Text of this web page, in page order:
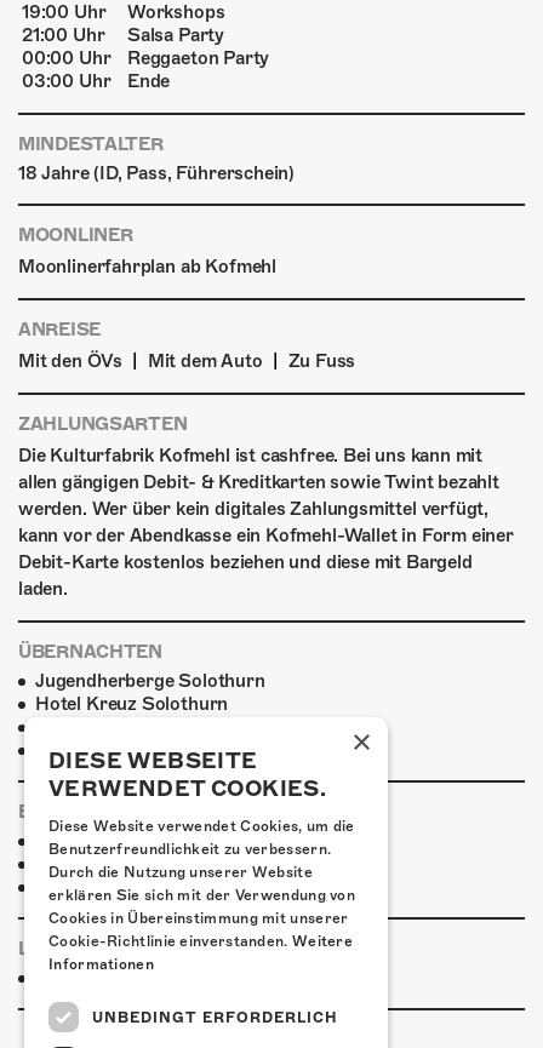
19:00 Uhr
Workshops
21:00 Uhr
Salsa Party
00:00 Uhr
Reggaeton Party
03:00 Uhr
Ende
MINDESTALTER
18 Jahre (ID, Pass, Führerschein)
MOONLINER
Moonlinerfahrplan ab Kofmehl
ANREISE
Mit den ÖVs
Mit dem Auto Zu Fuss
ZAHLUNGSARTEN
Die Kulturfabrik Kofmehl ist cashfree. Bei uns kann mit
allen gängigen Debit- & Kreditkarten sowie Twint bezahlt
werden. Wer über kein digitales Zahlungsmittel verfügt,
kann vor der Abendkasse ein Kofmehl-Wallet in Form einer
Debit-Karte kostenlos beziehen und diese mit Bargeld
laden.
ÜBERNACHTEN
Jugendherberge Solothurn
Hotel Kreuz Solothurn
Weitere Unterkünfte
ESSENSTIPPS
Pier 11
Restaurant Kreuz
Pittaria
LINKS & PARTNER
×
DIESE WEBSEITE
VERWENDET COOKIES.
Diese Website verwendet Cookies, um die
Benutzerfreundlichkeit zu verbessern.
Durch die Nutzung unserer Website
erklären Sie sich mit der Verwendung von
Cookies in Übereinstimmung mit unserer
Cookie-Richtlinie einverstanden. Weitere
Informationen
UNBEDINGT ERFORDERLICH